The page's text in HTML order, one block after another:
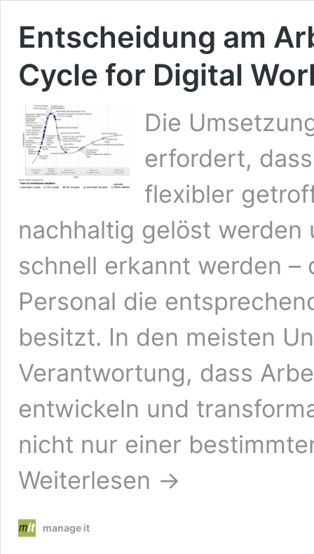
Entscheidung am
Cycle for Digital
Die
erfordert,
flexibler
nachhaltig gelöst
schnell erkannt werden
Personal die
besitzt. In den meisten
Verantwortung, dass
entwickeln und
nicht nur einer
Weiterlesen →
manage it